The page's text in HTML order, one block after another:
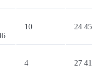
10 24
4 27